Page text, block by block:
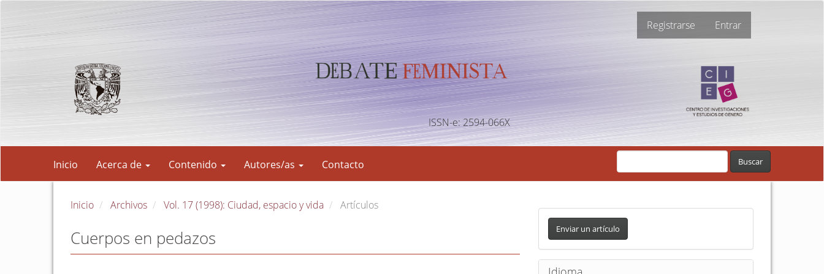
principal
Registrarse Entrar
ISSN-e: 2594-066X
Inicio Acerca de Contenido Autores/as Contacto Buscar
Inicio Archivos Vol. 17 (1998): Ciudad, espacio y vida Artículos
Cuerpos en pedazos
E
v
i
Enviar un artículo